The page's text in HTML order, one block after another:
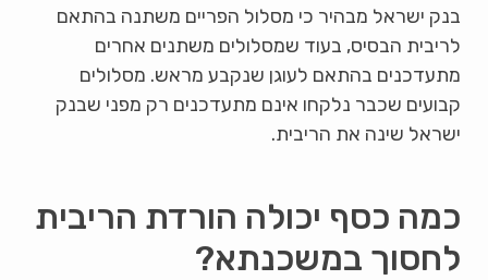
בנק ישראל מבהיר כי מסלול הפריים משתנה בהתאם
לריבית הבסיס, בעוד שמסלולים משתנים אחרים
מתעדכנים בהתאם לעוגן שנקבע מראש. מסלולים
קבועים שכבר נלקחו אינם מתעדכנים רק מפני שבנק
ישראל שינה את הריבית.
כמה כסף יכולה הורדת הריבית
לחסוך במשכנתא?